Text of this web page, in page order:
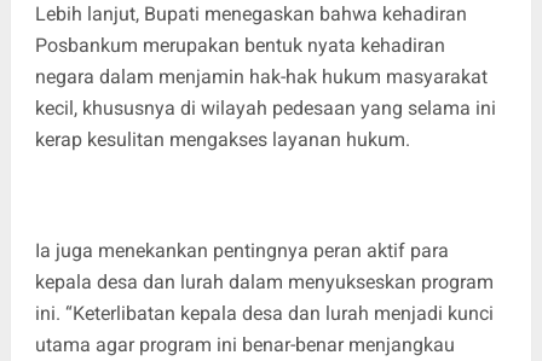
Lebih lanjut, Bupati menegaskan bahwa kehadiran
Posbankum merupakan bentuk nyata kehadiran
negara dalam menjamin hak-hak hukum masyarakat
kecil, khususnya di wilayah pedesaan yang selama ini
kerap kesulitan mengakses layanan hukum.
Ia juga menekankan pentingnya peran aktif para
kepala desa dan lurah dalam menyukseskan program
ini. “Keterlibatan kepala desa dan lurah menjadi kunci
utama agar program ini benar-benar menjangkau